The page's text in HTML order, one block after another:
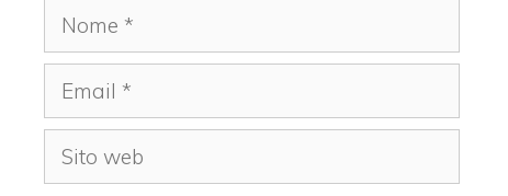
Nome
Email
Sito
web